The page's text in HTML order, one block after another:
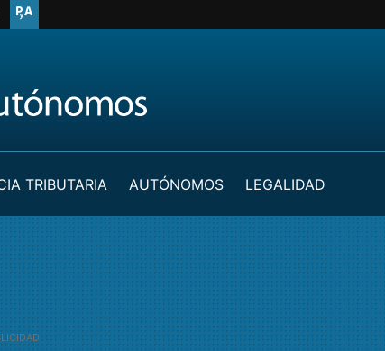
TRIBUTARIA AUTÓNOMOS
LEGALIDAD